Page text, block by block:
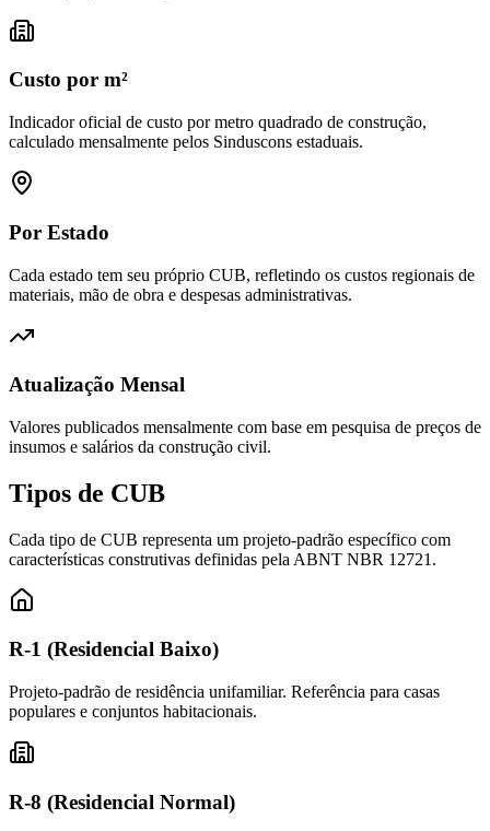
Custo por m²
Indicador oficial de custo por metro quadrado de construção,
calculado mensalmente pelos Sinduscons estaduais.
Por Estado
Cada estado tem seu próprio CUB, refletindo os custos regionais de
materiais, mão de obra e despesas administrativas.
Atualização Mensal
Valores publicados mensalmente com base em pesquisa de preços de
insumos e salários da construção civil.
Tipos de CUB
Cada tipo de CUB representa um projeto-padrão específico com
características construtivas definidas pela ABNT NBR 12721.
R-1 (Residencial Baixo)
Projeto-padrão de residência unifamiliar. Referência para casas
populares e conjuntos habitacionais.
R-8 (Residencial Normal)